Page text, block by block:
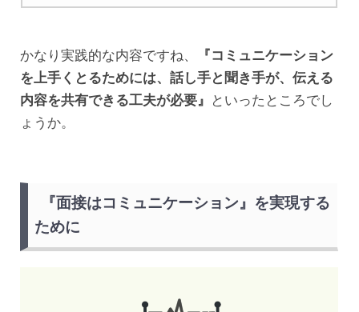
かなり実践的な内容ですね、
『コミュニケーション
を上手くとるためには、話し手と聞き手が、伝える
内容を共有できる工夫が必要』
といったところでし
ょうか。
『面接はコミュニケーション』を実現する
ために